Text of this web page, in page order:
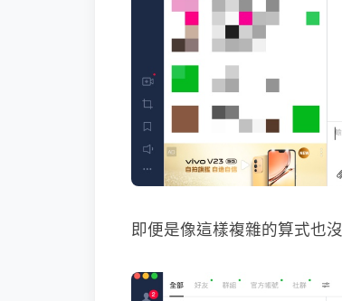
即便是像這樣複雜的算式也